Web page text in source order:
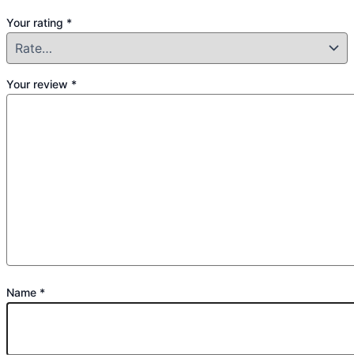
Your rating *
Your review *
Name *